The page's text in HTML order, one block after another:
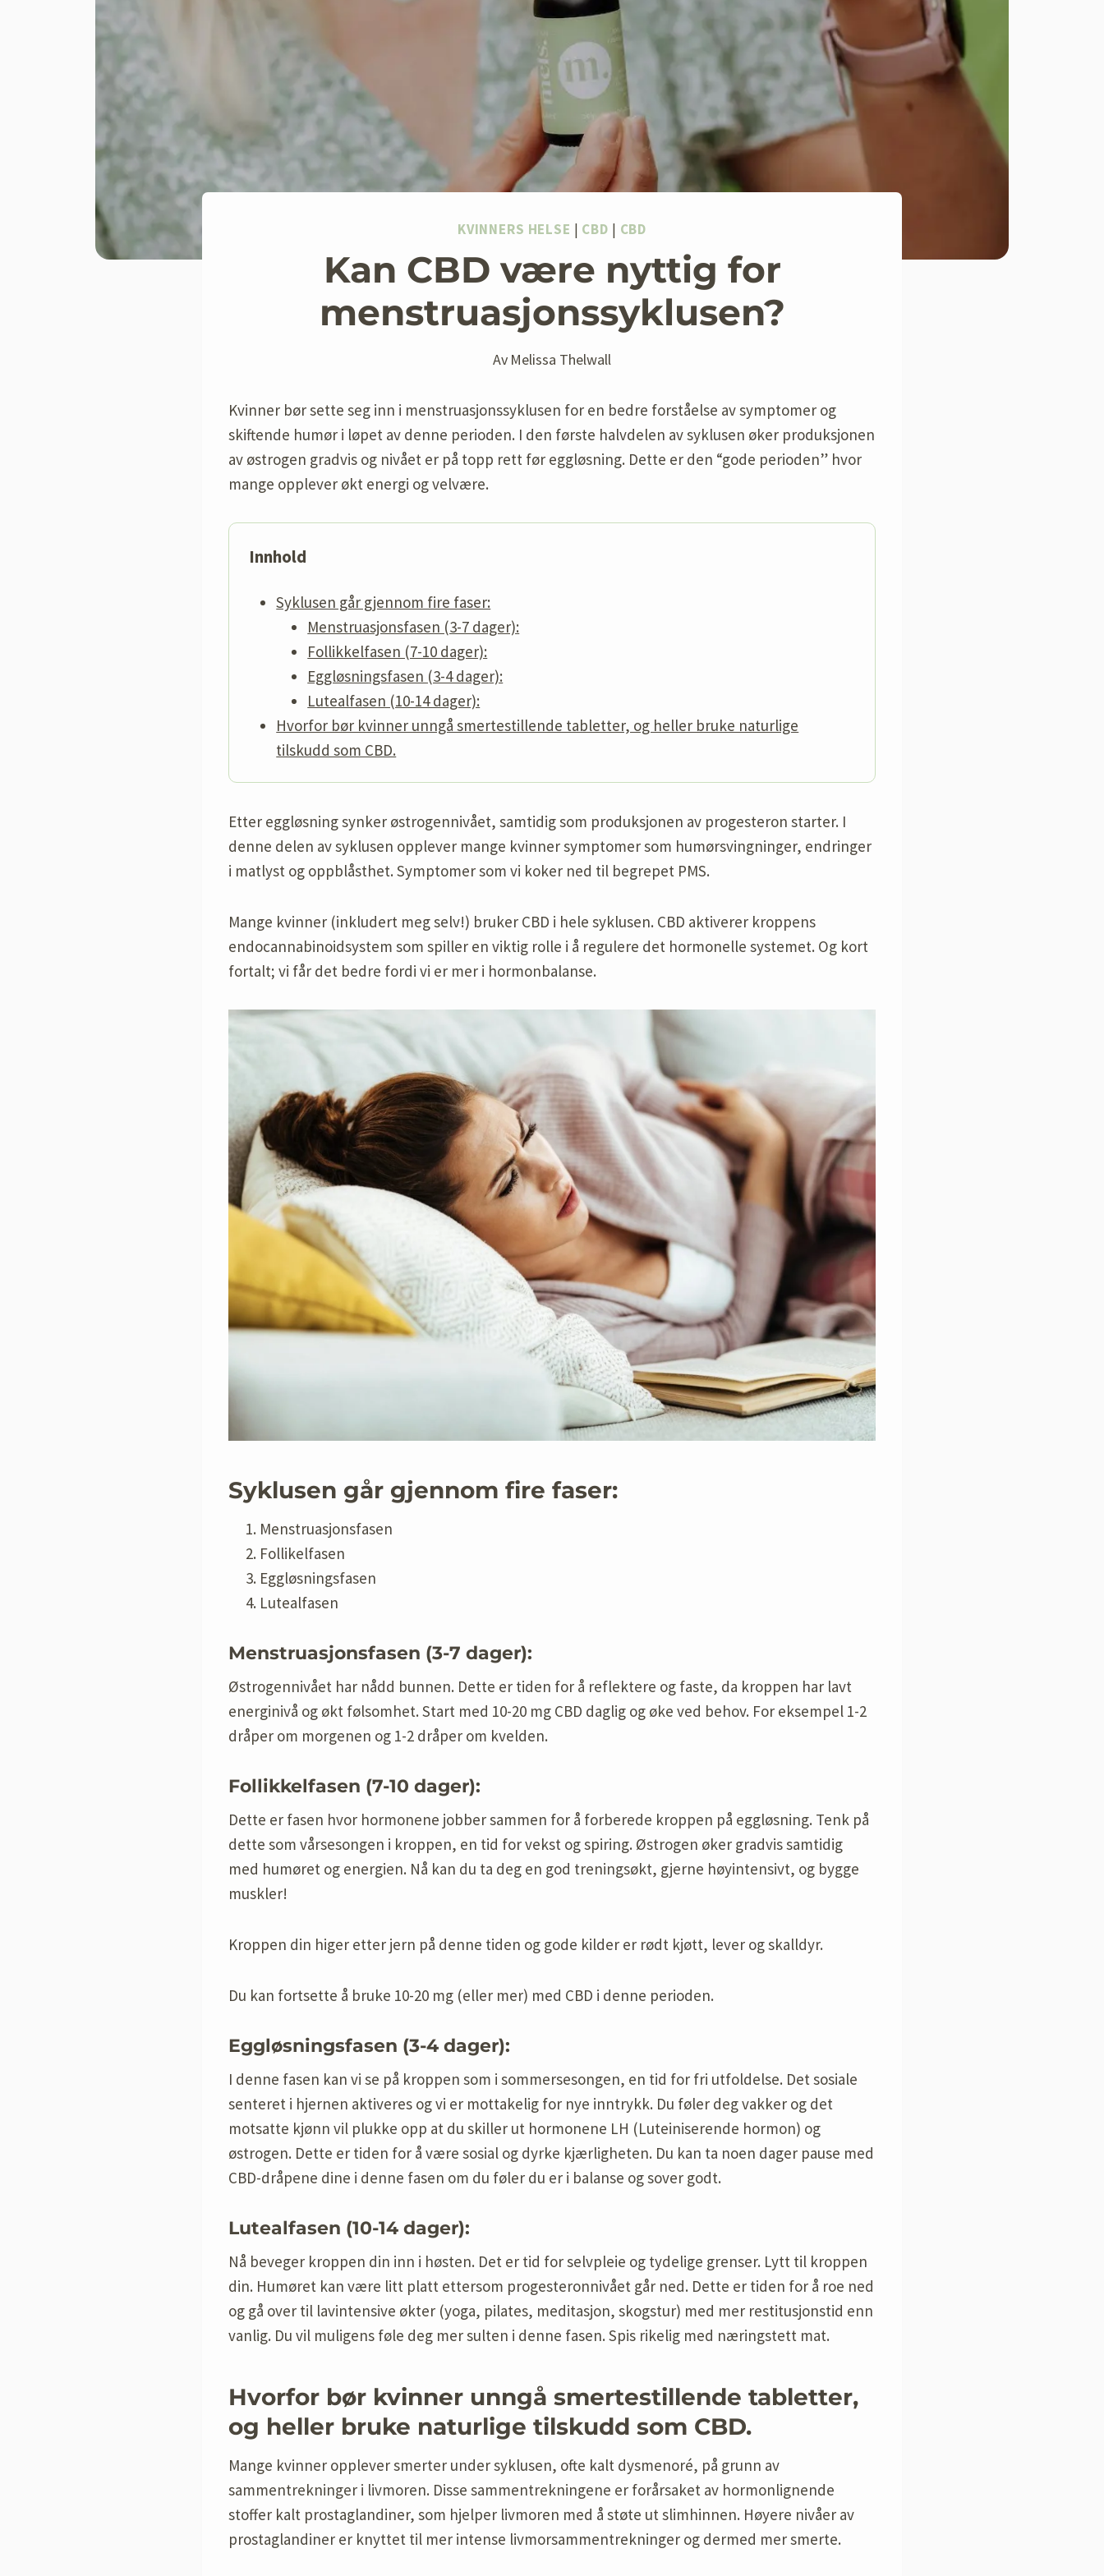
KVINNERS HELSE | CBD | CBD
Kan CBD være nyttig for
menstruasjonssyklusen?
Av Melissa Thelwall
Kvinner bør sette seg inn i menstruasjonssyklusen for en bedre forståelse av symptomer og
skiftende humør i løpet av denne perioden. I den første halvdelen av syklusen øker produksjonen
av østrogen gradvis og nivået er på topp rett før eggløsning. Dette er den “gode perioden” hvor
mange opplever økt energi og velvære.
Innhold
Syklusen går gjennom fire faser:
Menstruasjonsfasen (3-7 dager):
Follikkelfasen (7-10 dager):
Eggløsningsfasen (3-4 dager):
Lutealfasen (10-14 dager):
Hvorfor bør kvinner unngå smertestillende tabletter, og heller bruke naturlige
tilskudd som CBD.
Etter eggløsning synker østrogennivået, samtidig som produksjonen av progesteron starter. I
denne delen av syklusen opplever mange kvinner symptomer som humørsvingninger, endringer
i matlyst og oppblåsthet. Symptomer som vi koker ned til begrepet PMS.
Mange kvinner (inkludert meg selv!) bruker CBD i hele syklusen. CBD aktiverer kroppens
endocannabinoidsystem som spiller en viktig rolle i å regulere det hormonelle systemet. Og kort
fortalt; vi får det bedre fordi vi er mer i hormonbalanse.
Syklusen går gjennom fire faser:
Menstruasjonsfasen
Follikelfasen
Eggløsningsfasen
Lutealfasen
Menstruasjonsfasen (3-7 dager):
Østrogennivået har nådd bunnen. Dette er tiden for å reflektere og faste, da kroppen har lavt
energinivå og økt følsomhet. Start med 10-20 mg CBD daglig og øke ved behov. For eksempel 1-2
dråper om morgenen og 1-2 dråper om kvelden.
Follikkelfasen (7-10 dager):
Dette er fasen hvor hormonene jobber sammen for å forberede kroppen på eggløsning. Tenk på
dette som vårsesongen i kroppen, en tid for vekst og spiring. Østrogen øker gradvis samtidig
med humøret og energien. Nå kan du ta deg en god treningsøkt, gjerne høyintensivt, og bygge
muskler!
Kroppen din higer etter jern på denne tiden og gode kilder er rødt kjøtt, lever og skalldyr.
Du kan fortsette å bruke 10-20 mg (eller mer) med CBD i denne perioden.
Eggløsningsfasen (3-4 dager):
I denne fasen kan vi se på kroppen som i sommersesongen, en tid for fri utfoldelse. Det sosiale
senteret i hjernen aktiveres og vi er mottakelig for nye inntrykk. Du føler deg vakker og det
motsatte kjønn vil plukke opp at du skiller ut hormonene LH (Luteiniserende hormon) og
østrogen. Dette er tiden for å være sosial og dyrke kjærligheten. Du kan ta noen dager pause med
CBD-dråpene dine i denne fasen om du føler du er i balanse og sover godt.
Lutealfasen (10-14 dager):
Nå beveger kroppen din inn i høsten. Det er tid for selvpleie og tydelige grenser. Lytt til kroppen
din. Humøret kan være litt platt ettersom progesteronnivået går ned. Dette er tiden for å roe ned
og gå over til lavintensive økter (yoga, pilates, meditasjon, skogstur) med mer restitusjonstid enn
vanlig. Du vil muligens føle deg mer sulten i denne fasen. Spis rikelig med næringstett mat.
Hvorfor bør kvinner unngå smertestillende tabletter,
og heller bruke naturlige tilskudd som CBD.
Mange kvinner opplever smerter under syklusen, ofte kalt dysmenoré, på grunn av
sammentrekninger i livmoren. Disse sammentrekningene er forårsaket av hormonlignende
stoffer kalt prostaglandiner, som hjelper livmoren med å støte ut slimhinnen. Høyere nivåer av
prostaglandiner er knyttet til mer intense livmorsammentrekninger og dermed mer smerte.